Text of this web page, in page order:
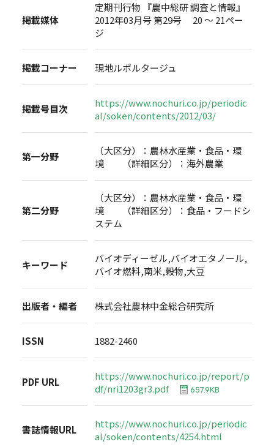
掲載媒体
定期刊行物 『農中総研 調査と情報』
2012年03月号 第29号 20 ～ 21ペー
ジ
掲載コーナー 現地ルポルタージュ
掲載号目次
https://www.nochuri.co.jp/periodic
al/soken/contents/2012/03/
第一分野
（大区分）：農林水産業・食品・環
境 （詳細区分）：海外農業
第二分野
（大区分）：農林水産業・食品・環
境 （詳細区分）：食品・フードシ
ステム
キーワード
バイオディーゼル,バイオエタノール,
バイオ燃料,南米,穀物,大豆
出版者・編者 株式会社農林中金総合研究所
ISSN 1882-2460
PDF URL
https://www.nochuri.co.jp/report/p
df/nri1203gr3.pdf
657.9KB
書誌情報URL
https://www.nochuri.co.jp/periodic
al/soken/contents/4254.html